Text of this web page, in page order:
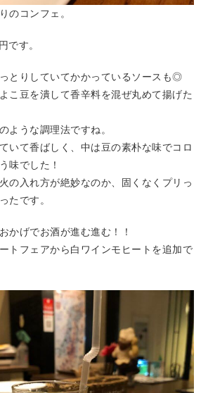
のコンフェ。
です。
とりしていてかかっているソースも◎
こ豆を潰して香辛料を混ぜ丸めて揚げた
ような調理法ですね。
いて香ばしく、中は豆の素朴な味でコロ
味でした！
の入れ方が絶妙なのか、固くなくプリっ
たです。
かげでお酒が進む進む！！
トフェアから白ワインモヒートを追加で